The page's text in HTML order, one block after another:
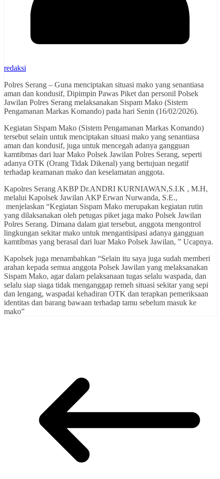
redaksi
Polres Serang – Guna menciptakan situasi mako yang senantiasa
aman dan kondusif, Dipimpin Pawas Piket dan personil Polsek
Jawilan Polres Serang melaksanakan Sispam Mako (Sistem
Pengamanan Markas Komando) pada hari Senin (16/02/2026).
Kegiatan Sispam Mako (Sistem Pengamanan Markas Komando)
tersebut selain untuk menciptakan situasi mako yang senantiasa
aman dan kondusif, juga untuk mencegah adanya gangguan
kamtibmas dari luar Mako Polsek Jawilan Polres Serang, seperti
adanya OTK (Orang Tidak Dikenal) yang bertujuan negatif
terhadap keamanan mako dan keselamatan anggota.
Kapolres Serang AKBP Dr.ANDRI KURNIAWAN,S.I.K , M.H,
melalui Kapolsek Jawilan AKP Erwan Nurwanda, S.E.,
menjelaskan “Kegiatan Sispam Mako merupakan kegiatan rutin
yang dilaksanakan oleh petugas piket jaga mako Polsek Jawilan
Polres Serang. Dimana dalam giat tersebut, anggota mengontrol
lingkungan sekitar mako untuk mengantisipasi adanya gangguan
kamtibmas yang berasal dari luar Mako Polsek Jawilan, ” Ucapnya.
Kapolsek juga menambahkan “Selain itu saya juga sudah memberi
arahan kepada semua anggota Polsek Jawilan yang melaksanakan
Sispam Mako, agar dalam pelaksanaan tugas selalu waspada, dan
selalu siap siaga tidak menganggap remeh situasi sekitar yang sepi
dan lengang, waspadai kehadiran OTK dan terapkan pemeriksaan
identitas dan barang bawaan terhadap tamu sebelum masuk ke
mako”